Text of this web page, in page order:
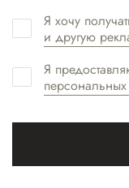
Я хочу
и другую
Я